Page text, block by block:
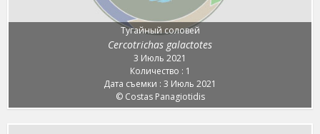
Тугайный соловей
Cercotrichas galactotes
3 Июль 2021
Количество : 1
Дата съемки : 3 Июль 2021
© Costas Panagiotidis